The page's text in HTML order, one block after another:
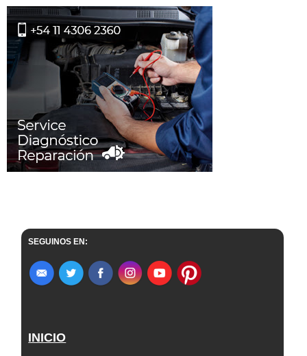
SEGUINOS EN:
INICIO